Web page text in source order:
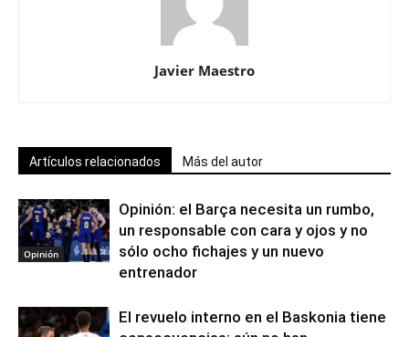
Javier Maestro
Artículos relacionados Más del autor
Opinión
Opinión: el Barça necesita un rumbo,
un responsable con cara y ojos y no
sólo ocho fichajes y un nuevo
entrenador
El revuelo interno en el Baskonia tiene